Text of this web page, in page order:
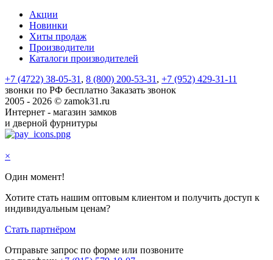
Акции
Новинки
Хиты продаж
Производители
Каталоги производителей
+7 (4722) 38-05-31, 8 (800) 200-53-31, +7 (952) 429-31-11
звонки по РФ бесплатно Заказать звонок
2005 - 2026 © zamok31.ru
Интернет - магазин замков
и дверной фурнитуры
×
Один момент!
Хотите стать нашим оптовым клиентом и получить доступ к
индивидуальным ценам?
Стать партнёром
Отправьте запрос по форме или позвоните